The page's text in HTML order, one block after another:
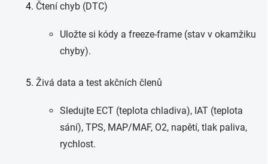
Čtení chyb (DTC)
Uložte si kódy a freeze-frame (stav v okamžiku
chyby).
Živá data a test akčních členů
Sledujte ECT (teplota chladiva), IAT (teplota
sání), TPS, MAP/MAF, O2, napětí, tlak paliva,
rychlost.